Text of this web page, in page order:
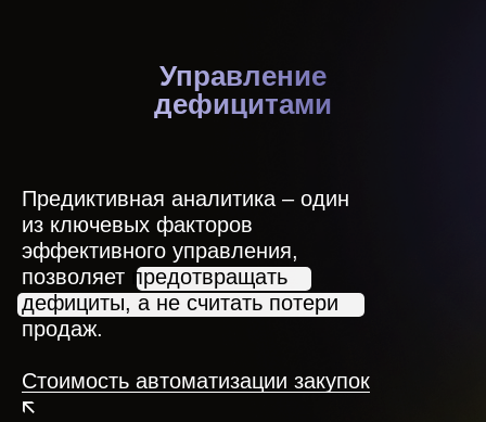
Управление
дефицитами
Предиктивная аналитика – один
из ключевых факторов
эффективного управления,
позволяет предотвращать
дефициты, а не считать потери
продаж.
Стоимость автоматизации закупок
🡬